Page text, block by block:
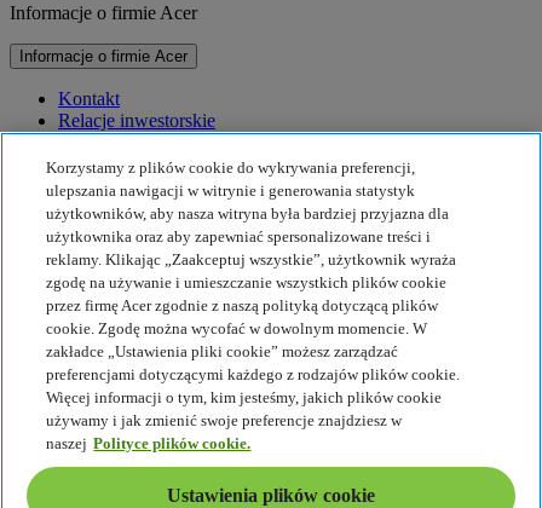
Informacje o firmie Acer
Informacje o firmie Acer
Kontakt
Relacje inwestorskie
Nagrody
Wydarzenia
Zrównoważony rozwój
Zrównoważony rozwój
Społeczna odpowiedzialność biznesu
Ślad węglowy produktu
Projekt Humanity
Earthion
Polityka prywatności
Zasady dot. plików cookie
Nota prawna
Dodatkowe informacje prawne
Korzystamy z plików cookie do wykrywania preferencji,
ulepszania nawigacji w witrynie i generowania statystyk
użytkowników, aby nasza witryna była bardziej przyjazna dla
użytkownika oraz aby zapewniać spersonalizowane treści i
reklamy. Klikając „Zaakceptuj wszystkie”, użytkownik wyraża
zgodę na używanie i umieszczanie wszystkich plików cookie
przez firmę Acer zgodnie z naszą polityką dotyczącą plików
cookie. Zgodę można wycofać w dowolnym momencie. W
zakładce „Ustawienia pliki cookie” możesz zarządzać
preferencjami dotyczącymi każdego z rodzajów plików cookie.
Więcej informacji o tym, kim jesteśmy, jakich plików cookie
używamy i jak zmienić swoje preferencje znajdziesz w
naszej Polityce plików cookie.
Ustawienia plików cookie